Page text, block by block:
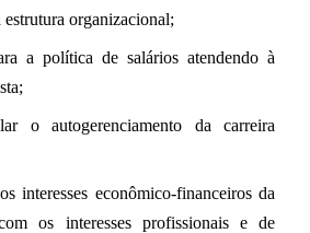
organizacional;
a política de salários atendendo à
o autogerenciamento da carreira
interesses econômico-financeiros da
os interesses profissionais e de